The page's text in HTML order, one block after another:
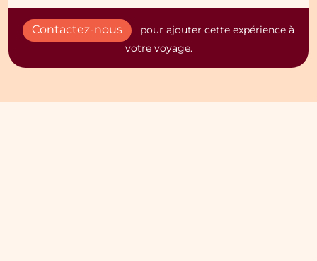
Contactez-nous
pour ajouter cette expérience à
votre voyage.